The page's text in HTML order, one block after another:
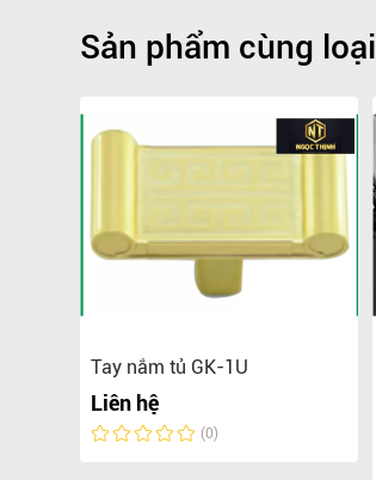
Sản phẩm cùng loại
Tay nắm tủ GK-1U
Liên hệ
(0)